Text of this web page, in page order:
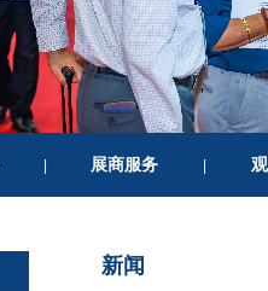
| 展商服务 |
新闻